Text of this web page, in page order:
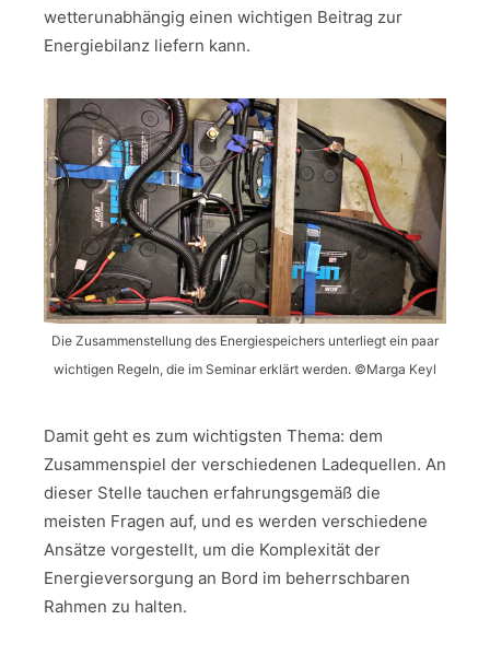
wetterunabhängig einen wichtigen Beitrag zur
Energiebilanz liefern kann.
Die Zusammenstellung des Energiespeichers unterliegt ein paar
wichtigen Regeln, die im Seminar erklärt werden. ©Marga Keyl
Damit geht es zum wichtigsten Thema: dem
Zusammenspiel der verschiedenen Ladequellen. An
dieser Stelle tauchen erfahrungsgemäß die
meisten Fragen auf, und es werden verschiedene
Ansätze vorgestellt, um die Komplexität der
Energieversorgung an Bord im beherrschbaren
Rahmen zu halten.